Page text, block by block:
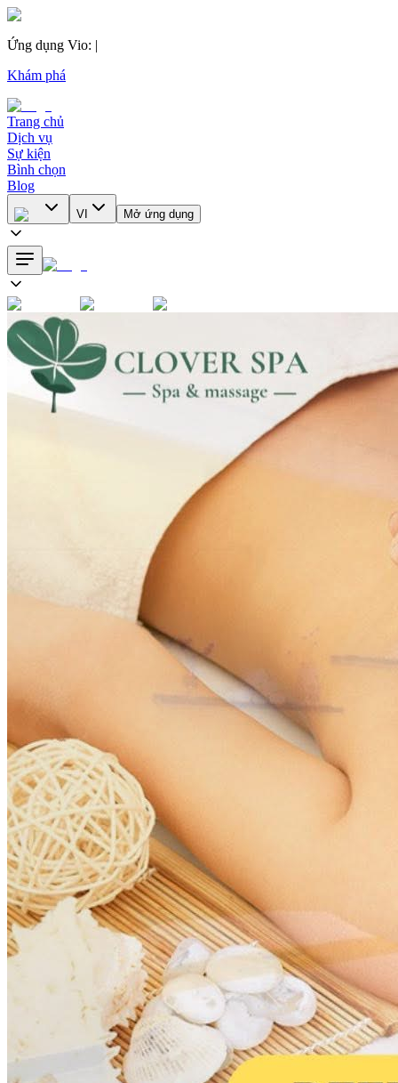
Ứng dụng Vio: |
Khám phá
Trang chủ
Dịch vụ
Sự kiện
Bình chọn
Blog
VI Mở ứng dụng